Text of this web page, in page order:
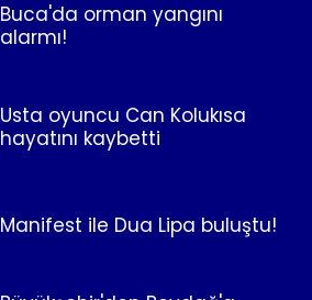
Buca'da orman yangını
alarmı!
Usta oyuncu Can Kolukısa
hayatını kaybetti
Manifest ile Dua Lipa buluştu!